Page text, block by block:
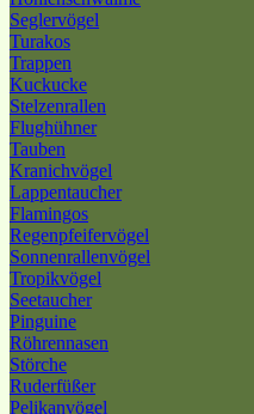
Seglervögel
Turakos
Trappen
Kuckucke
Stelzenrallen
Flughühner
Tauben
Kranichvögel
Lappentaucher
Flamingos
Regenpfeifervögel
Sonnenrallenvögel
Tropikvögel
Seetaucher
Pinguine
Röhrennasen
Störche
Ruderfüßer
Pelikanvögel